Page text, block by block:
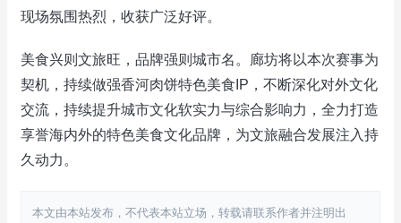
现场氛围热烈，收获广泛好评。
美食兴则文旅旺，品牌强则城市名。廊坊将以本次赛事为
契机，持续做强香河肉饼特色美食IP，不断深化对外文化
交流，持续提升城市文化软实力与综合影响力，全力打造
享誉海内外的特色美食文化品牌，为文旅融合发展注入持
久动力。
本文由本站发布，不代表本站立场，转载请联系作者并注明出